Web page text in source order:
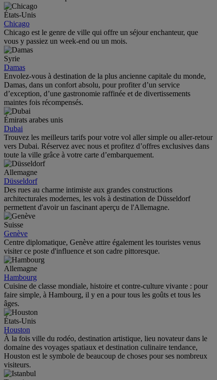
États-Unis
Chicago
Chicago est le genre de ville qui offre un séjour enchanteur, que
vous y passiez un week-end ou un mois.
Syrie
Damas
Envolez-vous à destination de la plus ancienne capitale du monde,
Damas, dans un confort absolu, pour profiter d’un service
d’exception, d’une gastronomie raffinée et de divertissements
maintes fois récompensés.
Émirats arabes unis
Dubai
Trouvez les meilleurs tarifs pour votre vol aller simple ou aller-retour
vers Dubai. Réservez avec nous et profitez d’offres exclusives dans
toute la ville grâce à votre carte d’embarquement.
Allemagne
Düsseldorf
Des rues au charme intimiste aux grandes constructions
architecturales modernes, les vols à destination de Düsseldorf
permettent d'avoir un fascinant aperçu de l'Allemagne.
Suisse
Genève
Centre diplomatique, Genève attire également les touristes venus
visiter ce poste d'influence et son cadre pittoresque.
Allemagne
Hambourg
Cuisine de classe mondiale, histoire et contre-culture vivante : pour
faire simple, à Hambourg, il y en a pour tous les goûts et tous les
âges.
États-Unis
Houston
À la fois ville du rodéo, destination artistique, lieu novateur dans le
domaine des voyages spatiaux et destination culinaire tendance,
Houston est le symbole de beaucoup de choses pour ses nombreux
visiteurs.